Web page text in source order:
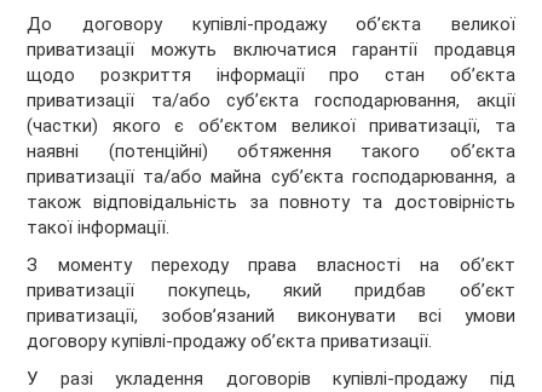
До договору купівлі-продажу об’єкта великої
приватизації можуть включатися гарантії продавця
щодо розкриття інформації про стан об’єкта
приватизації та/або суб’єкта господарювання, акції
(частки) якого є об’єктом великої приватизації, та
наявні (потенційні) обтяження такого об’єкта
приватизації та/або майна суб’єкта господарювання, а
також відповідальність за повноту та достовірність
такої інформації.
З моменту переходу права власності на об’єкт
приватизації покупець, який придбав об’єкт
приватизації, зобов’язаний виконувати всі умови
договору купівлі-продажу об’єкта приватизації.
У разі укладення договорів купівлі-продажу під